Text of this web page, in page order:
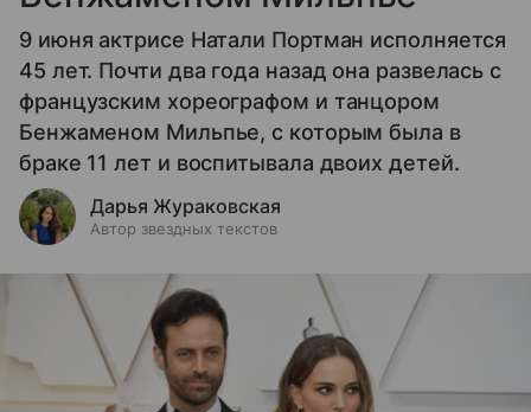
9 июня актрисе Натали Портман исполняется
45 лет. Почти два года назад она развелась с
французским хореографом и танцором
Бенжаменом Мильпье, с которым была в
браке 11 лет и воспитывала двоих детей.
Дарья Жураковская
Автор звездных текстов